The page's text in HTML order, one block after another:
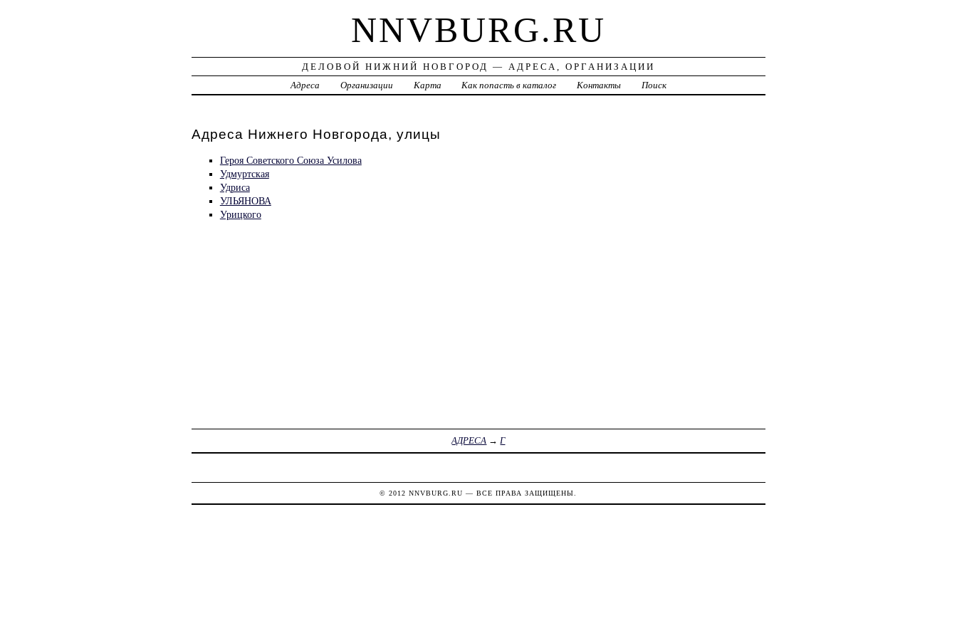
NNVBURG.RU
ДЕЛОВОЙ НИЖНИЙ НОВГОРОД — АДРЕСА, ОРГАНИЗАЦИИ
Адреса
Организации Карта Как попасть в каталог Контакты Поиск
Адреса Нижнего Новгорода, улицы
Героя Советского Союза Усилова
Удмуртская
Удриса
УЛЬЯНОВА
Урицкого
АДРЕСА →Г
© 2012NNVBURG.RU — ВСЕ ПРАВА ЗАЩИЩЕНЫ.